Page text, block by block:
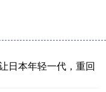
日本年轻一代，重回